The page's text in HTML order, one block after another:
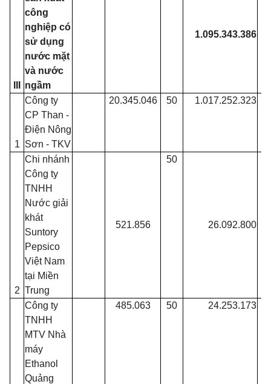
công
nghiệp có
sử dụng
nước mặt
và nước
ngầm
1.095.343.386
1
Công ty
CP Than -
Điện Nông
Sơn - TKV
20.345.046 50 1.017.252.323
2
Chi nhánh
Công ty
TNHH
Nước giải
khát
Suntory
Pepsico
Việt Nam
tại Miền
Trung
521.856
50
26.092.800
Công ty
TNHH
MTV Nhà
máy
Ethanol
Quảng
485.063 50 24.253.173